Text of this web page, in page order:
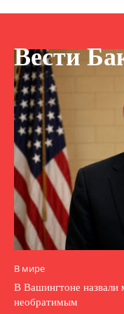
Вести
В мире
В Вашингтоне
необратимым